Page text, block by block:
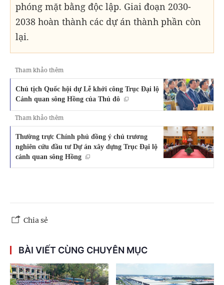
phóng mặt bằng độc lập. Giai đoạn 2030-
2038 hoàn thành các dự án thành phần còn
lại.
Tham khảo thêm
Chủ tịch Quốc hội dự Lễ khởi công Trục Đại lộ
Cảnh quan sông Hồng của Thủ đô
Tham khảo thêm
Thường trực Chính phủ đồng ý chủ trương
nghiên cứu đầu tư Dự án xây dựng Trục Đại lộ
cảnh quan sông Hồng
Chia sẻ
BÀI VIẾT CÙNG CHUYÊN MỤC